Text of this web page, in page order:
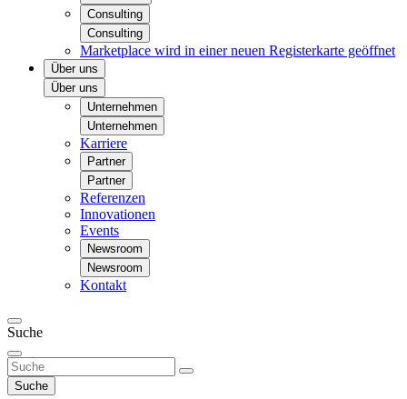
Consulting
Consulting
Marketplace wird in einer neuen Registerkarte geöffnet
Über uns
Über uns
Unternehmen
Unternehmen
Karriere
Partner
Partner
Referenzen
Innovationen
Events
Newsroom
Newsroom
Kontakt
Suche
Suche